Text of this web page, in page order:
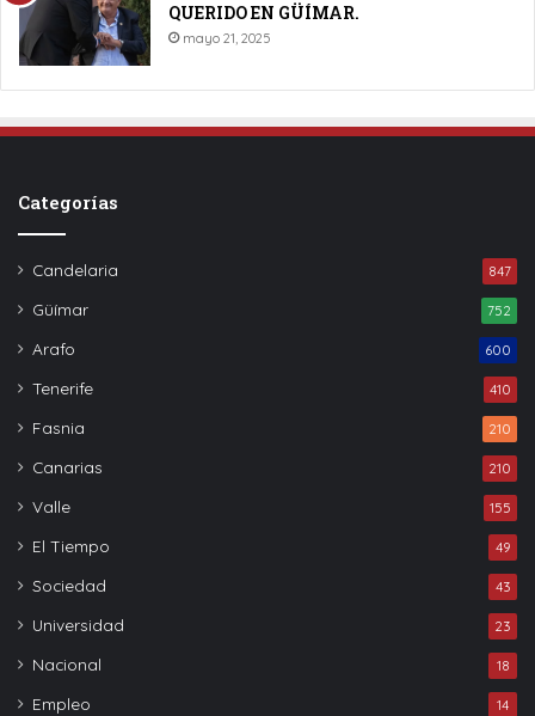
QUERIDO EN GÜÍMAR.
mayo 21, 2025
Categorías
Candelaria 847
Güímar 752
Arafo 600
Tenerife 410
Fasnia 210
Canarias 210
Valle 155
El Tiempo 49
Sociedad 43
Universidad 23
Nacional 18
Empleo 14